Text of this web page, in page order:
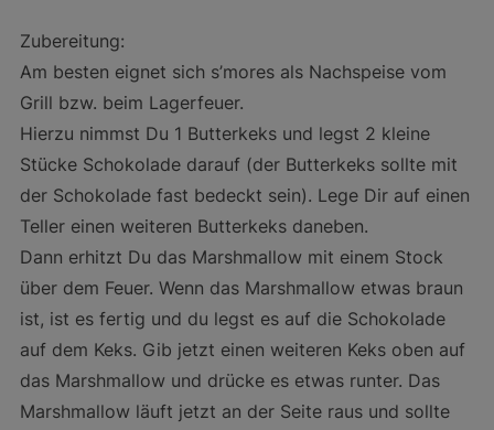
Zubereitung:
Am besten eignet sich s’mores als Nachspeise vom
Grill bzw. beim Lagerfeuer.
Hierzu nimmst Du 1 Butterkeks und legst 2 kleine
Stücke Schokolade darauf (der Butterkeks sollte mit
der Schokolade fast bedeckt sein). Lege Dir auf einen
Teller einen weiteren Butterkeks daneben.
Dann erhitzt Du das Marshmallow mit einem Stock
über dem Feuer. Wenn das Marshmallow etwas braun
ist, ist es fertig und du legst es auf die Schokolade
auf dem Keks. Gib jetzt einen weiteren Keks oben auf
das Marshmallow und drücke es etwas runter. Das
Marshmallow läuft jetzt an der Seite raus und sollte